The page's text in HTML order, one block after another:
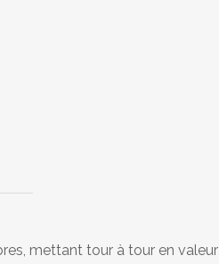
mettant tour à tour en